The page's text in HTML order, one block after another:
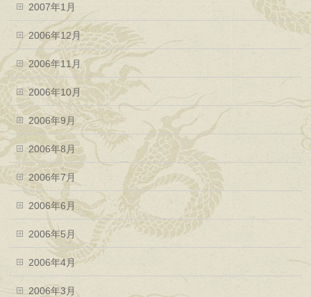
2007年1月
2006年12月
2006年11月
2006年10月
2006年9月
2006年8月
2006年7月
2006年6月
2006年5月
2006年4月
2006年3月